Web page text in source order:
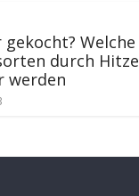
gekocht? Welche
durch Hitze
werden